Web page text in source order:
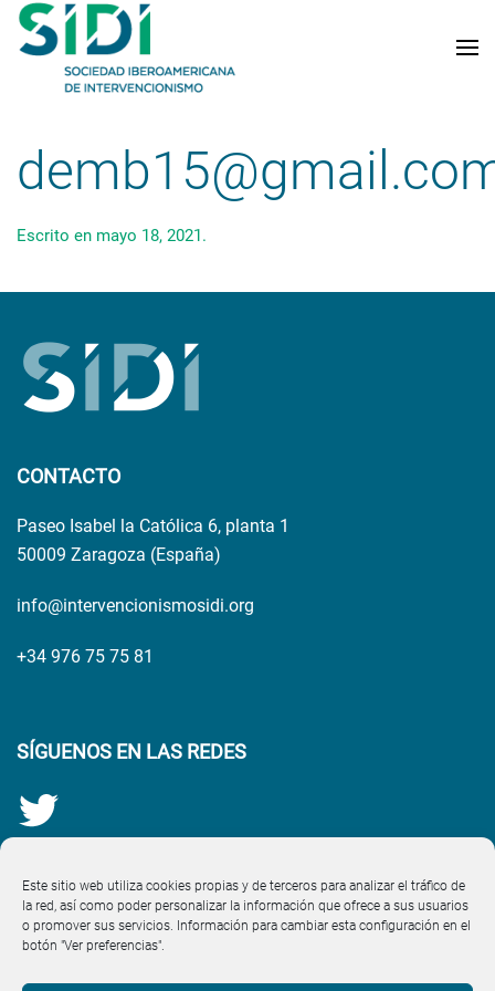
Este sitio web utiliza cookies propias y de terceros para analizar el tráfico de
la red, así como poder personalizar la información que ofrece a sus usuarios
o promover sus servicios. Información para cambiar esta configuración en el
botón "Ver preferencias".
Skip to main content
Escrito en mayo 18, 2021.
CONTACTO
Paseo Isabel la Católica 6, planta 1
50009 Zaragoza (España)
info@intervencionismosidi.org
+34 976 75 75 81
SÍGUENOS EN LAS REDES